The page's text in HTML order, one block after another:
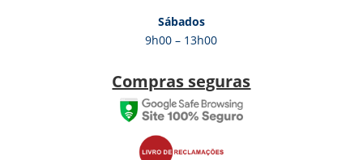
Sábados
9h00 – 13h00
Compras seguras